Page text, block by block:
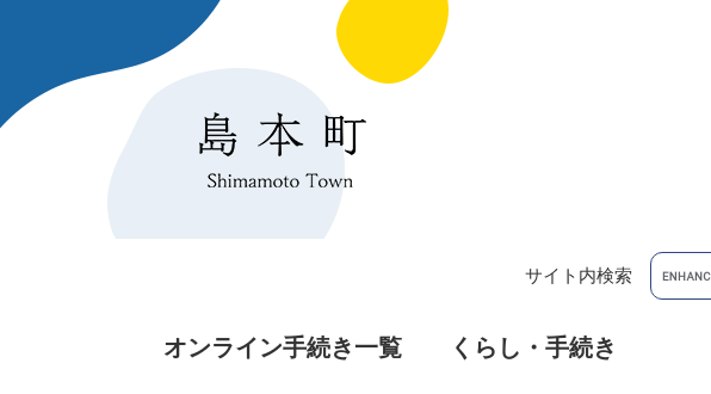
先
を
サイト内検索
オンライン手続き一覧 くらし・手続き